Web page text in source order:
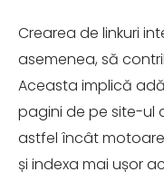
Crearea de linkuri
asemenea, să
Aceasta implică
pagini de pe site-ul
astfel încât
și indexa mai ușor